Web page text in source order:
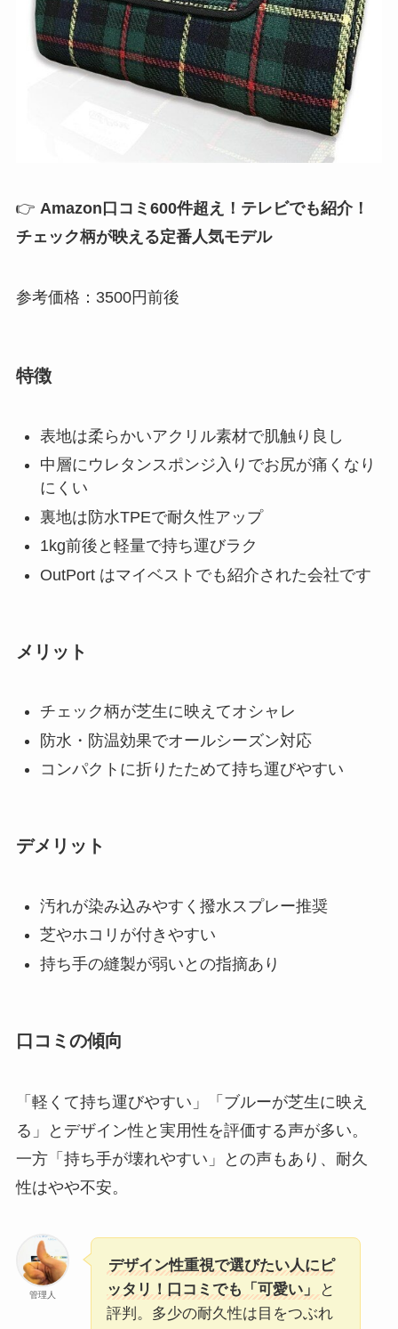
👉 Amazon口コミ600件超え！テレビでも紹介！
チェック柄が映える定番人気モデル
参考価格：3500円前後
特徴
表地は柔らかいアクリル素材で肌触り良し
中層にウレタンスポンジ入りでお尻が痛くなり
にくい
裏地は防水TPEで耐久性アップ
1kg前後と軽量で持ち運びラク
OutPort はマイベストでも紹介された会社です
メリット
チェック柄が芝生に映えてオシャレ
防水・防温効果でオールシーズン対応
コンパクトに折りたためて持ち運びやすい
デメリット
汚れが染み込みやすく撥水スプレー推奨
芝やホコリが付きやすい
持ち手の縫製が弱いとの指摘あり
口コミの傾向
「軽くて持ち運びやすい」「ブルーが芝生に映え
る」とデザイン性と実用性を評価する声が多い。
一方「持ち手が壊れやすい」との声もあり、耐久
性はやや不安。
管理人
デザイン性重視で選びたい人にピ
ッタリ！口コミでも「可愛い」
と
評判。多少の耐久性は目をつぶれ